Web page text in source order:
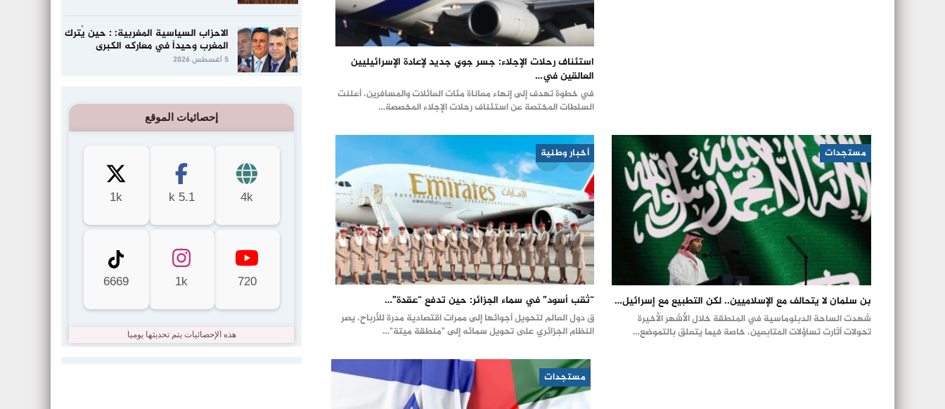
استئناف رحلات الإجلاء: جسر جوي جديد لإعادة الإسرائيليين
العالقين في…
في خطوة تهدف إلى إنهاء معاناة مئات العائلات والمسافرين، أعلنت
السلطات المختصة عن استئناف رحلات الإجلاء المخصصة…
مستجدات
بن سلمان لا يتحالف مع الإسلاميين.. لكن التطبيع مع إسرائيل…
شهدت الساحة الدبلوماسية في المنطقة خلال الأشهر الأخيرة
تحولات أثارت تساؤلات المتابعين، خاصة فيما يتعلق بالتموضع…
أخبار وطنية
“ثقب أسود” في سماء الجزائر: حين تدفع “عقدة”…
ق دول العالم لتحويل أجوائها إلى ممرات اقتصادية مدرة للأرباح، يصر
النظام الجزائري على تحويل سمائه إلى "منطقة ميتة"…
مستجدات
الاحزاب السياسية المغربية: : حين يُترك
المغرب وحيداً في معاركه الكبرى
5 أغسطس 2026
إحصائيات الموقع
4k
5.1 k
1k
720
1k
6669
هذه الإحصائيات يتم تحديثها يوميا